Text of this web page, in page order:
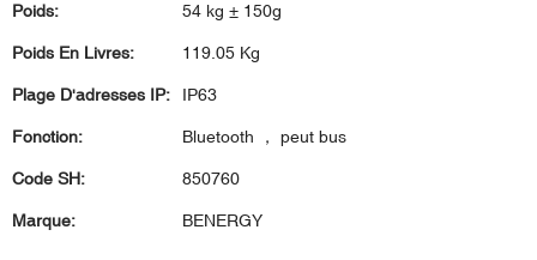
Poids: 54 kg ± 150g
Poids En Livres: 119.05 Kg
Plage D'adresses IP: IP63
Fonction: Bluetooth ， peut bus
Code SH: 850760
Marque: BENERGY